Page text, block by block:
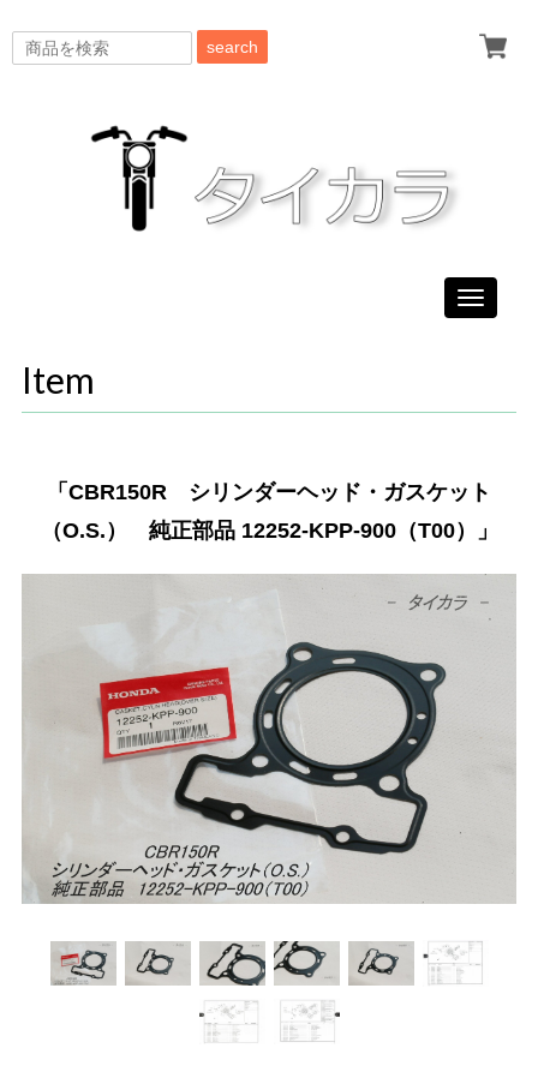
search
Toggle
Item
「CBR150R シリンダーヘッド・ガスケット
（O.S.） 純正部品 12252-KPP-900（T00）」